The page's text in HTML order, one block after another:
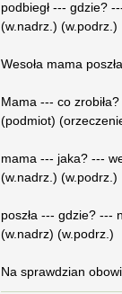
podbiegł --- gdzie?
(w.nadrz.) (w.podrz.)
Wesoła mama
Mama --- co
(podmiot)
mama --- jaka? ---
(w.nadrz.) (w.podrz.)
poszła --- gdzie? ---
(w.nadrz) (w.podrz.)
Na sprawdzian